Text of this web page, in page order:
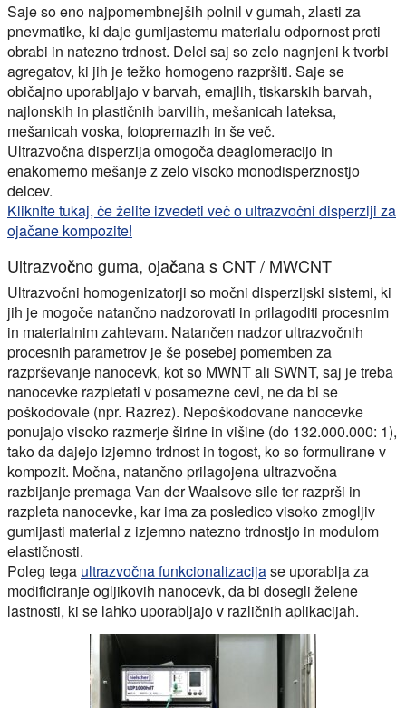
Saje so eno najpomembnejših polnil v gumah, zlasti za
pnevmatike, ki daje gumijastemu materialu odpornost proti
obrabi in natezno trdnost. Delci saj so zelo nagnjeni k tvorbi
agregatov, ki jih je težko homogeno razpršiti. Saje se
običajno uporabljajo v barvah, emajlih, tiskarskih barvah,
najlonskih in plastičnih barvilih, mešanicah lateksa,
mešanicah voska, fotopremazih in še več.
Ultrazvočna disperzija omogoča deaglomeracijo in
enakomerno mešanje z zelo visoko monodisperznostjo
delcev.
Kliknite tukaj, če želite izvedeti več o ultrazvočni disperziji za
ojačane kompozite!
Ultrazvočno guma, ojačana s CNT / MWCNT
Ultrazvočni homogenizatorji so močni disperzijski sistemi, ki
jih je mogoče natančno nadzorovati in prilagoditi procesnim
in materialnim zahtevam. Natančen nadzor ultrazvočnih
procesnih parametrov je še posebej pomemben za
razprševanje nanocevk, kot so MWNT ali SWNT, saj je treba
nanocevke razpletati v posamezne cevi, ne da bi se
poškodovale (npr. Razrez). Nepoškodovane nanocevke
ponujajo visoko razmerje širine in višine (do 132.000.000: 1),
tako da dajejo izjemno trdnost in togost, ko so formulirane v
kompozit. Močna, natančno prilagojena ultrazvočna
razbijanje premaga Van der Waalsove sile ter razprši in
razpleta nanocevke, kar ima za posledico visoko zmogljiv
gumijasti material z izjemno natezno trdnostjo in modulom
elastičnosti.
Poleg tega ultrazvočna funkcionalizacijase uporablja za
modificiranje ogljikovih nanocevk, da bi dosegli želene
lastnosti, ki se lahko uporabljajo v različnih aplikacijah.